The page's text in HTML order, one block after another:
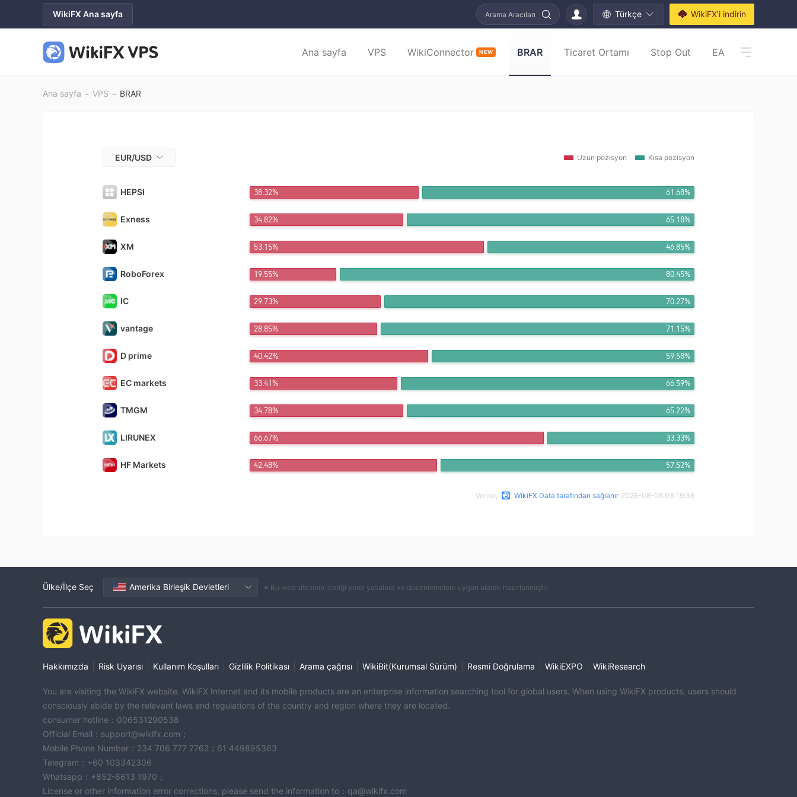
WikiFX Ana sayfa Arama Aracıları Türkçe WikiFX'i indirin
Ana sayfa VPS WikiConnector NEW BRAR Ticaret Ortamı Stop Out EA
Ana sayfa - VPS - BRAR
EUR/USD Uzun pozisyon Kısa pozisyon
HEPSI 38.32% 61.68%
Exness 34.82% 65.18%
XM 53.15% 46.85%
RoboForex 19.55% 80.45%
IC 29.73% 70.27%
vantage 28.85% 71.15%
D prime 40.42% 59.58%
EC markets 33.41% 66.59%
TMGM 34.78% 65.22%
LIRUNEX 66.67% 33.33%
HF Markets 42.48% 57.52%
Veriler, WikiFX Data tarafından sağlanır 2026-08-06 03:19:36
Ülke/İlçe Seç Amerika Birleşik Devletleri ※ Bu web sitesinin içeriği yerel yasalara ve düzenlemelere uygun olarak hazırlanmıştır.
Hakkımızda Risk Uyarısı Kullanım Koşulları Gizlilik Politikası Arama çağrısı WikiBit(Kurumsal Sürüm) Resmi Doğrulama WikiEXPO WikiResearch
You are visiting the WikiFX website. WikiFX Internet and its mobile products are an enterprise information searching tool for global users. When using WikiFX products, users should
consciously abide by the relevant laws and regulations of the country and region where they are located.
consumer hotline：006531290538
Official Email：support@wikifx.com；
Mobile Phone Number：234 706 777 7762；61 449895363
Telegram：+60 103342306
Whatsapp：+852-6613 1970；
License or other information error corrections, please send the information to：qa@wikifx.com